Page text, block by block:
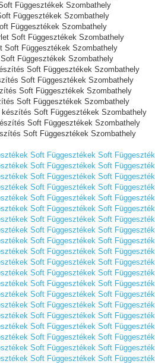
Függesztékek Szombathely
Függesztékek Szombathely
Függesztékek Szombathely
Soft Függesztékek Szombathely
Soft Függesztékek Szombathely
Függesztékek Szombathely
Soft Függesztékek Szombathely
Soft Függesztékek Szombathely
Soft Függesztékek Szombathely
Soft Függesztékek Szombathely
Soft Függesztékek Szombathely
Soft Függesztékek Szombathely
Soft Függesztékek Szombathely
Soft Függesztékek Soft
Soft Függesztékek Soft
Soft Függesztékek Soft
Soft Függesztékek Soft
Soft Függesztékek Soft
Soft Függesztékek Soft
Soft Függesztékek Soft
Soft Függesztékek Soft
Soft Függesztékek Soft
Soft Függesztékek Soft
Soft Függesztékek Soft
Soft Függesztékek Soft
Soft Függesztékek Soft
Soft Függesztékek Soft
Soft Függesztékek Soft
Soft Függesztékek Soft
Soft Függesztékek Soft
Soft Függesztékek Soft
Soft Függesztékek Soft
Soft Függesztékek Soft